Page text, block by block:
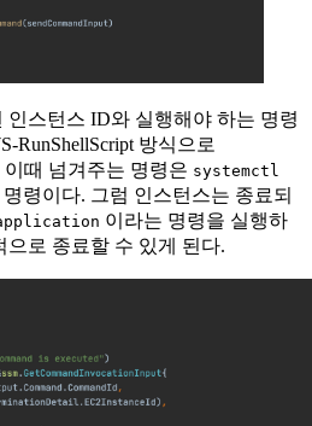
인스턴스 ID와 실행해야 하는 명령
RunShellScript 방식으로
이때 넘겨주는 명령은 systemctl
령이다. 그럼 인스턴스는 종료되
이라는 명령을 실행하
으로 종료할 수 있게 된다.